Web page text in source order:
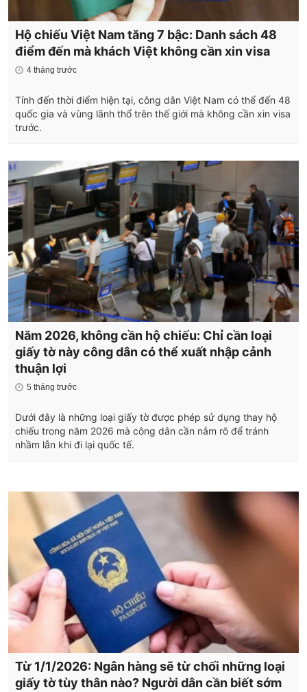
Hộ chiếu Việt Nam tăng 7 bậc: Danh sách 48
điểm đến mà khách Việt không cần xin visa
4 tháng trước
Tính đến thời điểm hiện tại, công dân Việt Nam có thể đến 48
quốc gia và vùng lãnh thổ trên thế giới mà không cần xin visa
trước.
Năm 2026, không cần hộ chiếu: Chỉ cần loại
giấy tờ này công dân có thể xuất nhập cảnh
thuận lợi
5 tháng trước
Dưới đây là những loại giấy tờ được phép sử dụng thay hộ
chiếu trong năm 2026 mà công dân cần nắm rõ để tránh
nhầm lẫn khi đi lại quốc tế.
Từ 1/1/2026: Ngân hàng sẽ từ chối những loại
giấy tờ tùy thân nào? Người dân cần biết sớm